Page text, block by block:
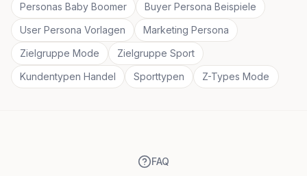
Personas Baby Boomer
Buyer Persona Beispiele
User Persona Vorlagen
Marketing Persona
Zielgruppe Mode
Zielgruppe Sport
Kundentypen Handel
Sporttypen Z-Types Mode
FAQ